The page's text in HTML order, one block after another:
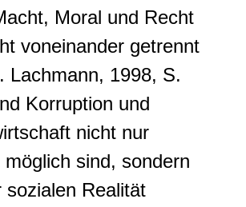
Moral und Recht
voneinander getrennt
Lachmann, 1998, S.
Korruption und
nicht nur
möglich sind, sondern
sozialen Realität